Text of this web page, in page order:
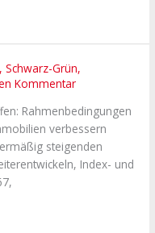
,Schwarz-Grün,
Kommentar
Rahmenbedingungen
verbessern
steigenden
Index- und